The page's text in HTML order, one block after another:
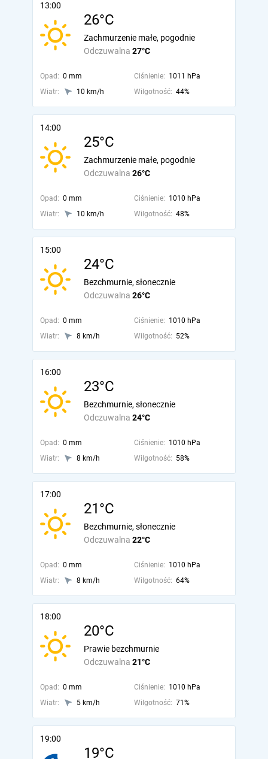
13:00
26°C
Odczuwalna 27°C
Zachmurzenie małe, pogodnie
Opad: 0 mm Ciśnienie: 1011 hPa
Wiatr:
10 km/h Wilgotność: 44%
14:00
25°C
Odczuwalna 26°C
Zachmurzenie małe, pogodnie
Opad: 0 mm Ciśnienie: 1010 hPa
Wiatr:
10 km/h Wilgotność: 48%
15:00
24°C
Odczuwalna 26°C
Bezchmurnie, słonecznie
Opad: 0 mm Ciśnienie: 1010 hPa
Wiatr:
8 km/h Wilgotność: 52%
16:00
23°C
Odczuwalna 24°C
Bezchmurnie, słonecznie
Opad: 0 mm Ciśnienie: 1010 hPa
Wiatr:
8 km/h Wilgotność: 58%
17:00
21°C
Odczuwalna 22°C
Bezchmurnie, słonecznie
Opad: 0 mm Ciśnienie: 1010 hPa
Wiatr:
8 km/h Wilgotność: 64%
18:00
20°C
Odczuwalna 21°C
Prawie bezchmurnie
Opad: 0 mm Ciśnienie: 1010 hPa
Wiatr:
5 km/h Wilgotność: 71%
19:00
19°C